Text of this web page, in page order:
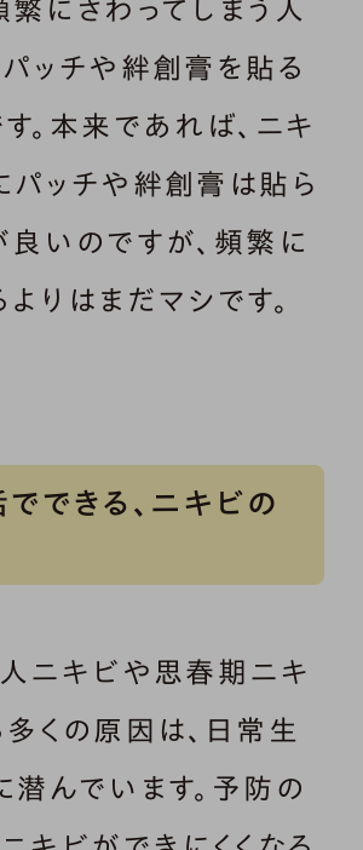
繁にさわってしまう人
パッチや絆創膏を貼る
。本来であれば、ニキ
パッチや絆創膏は貼ら
良いのですが、頻繁に
りはまだマシです。
できる、ニキビの
人ニキビや思春期ニキ
くの原因は、日常生
潜んでいます。予防の